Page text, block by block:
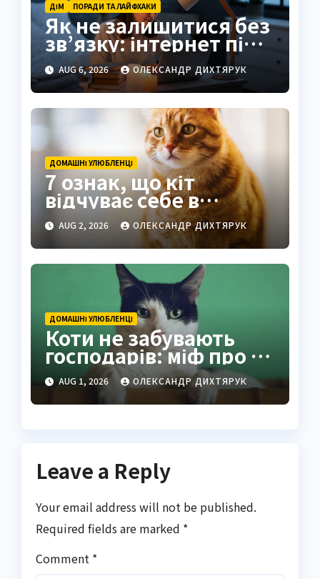
ДІМ ПОРАДИ ТА ЛАЙФХАКИ
Як не залишитися без
зв’язку: інтернет під
час відключень світла
AUG 6, 2026 ОЛЕКСАНДР ДИХТЯРУК
ДОМАШНІ УЛЮБЛЕНЦІ
7 ознак, що кіт
відчуває себе в
безпеці поруч з вами
AUG 2, 2026 ОЛЕКСАНДР ДИХТЯРУК
ДОМАШНІ УЛЮБЛЕНЦІ
Коти не забувають
господарів: міф про 16
годин розвінчано
AUG 1, 2026 ОЛЕКСАНДР ДИХТЯРУК
Leave a Reply
Your email address will not be published.
Required fields are marked *
Comment *